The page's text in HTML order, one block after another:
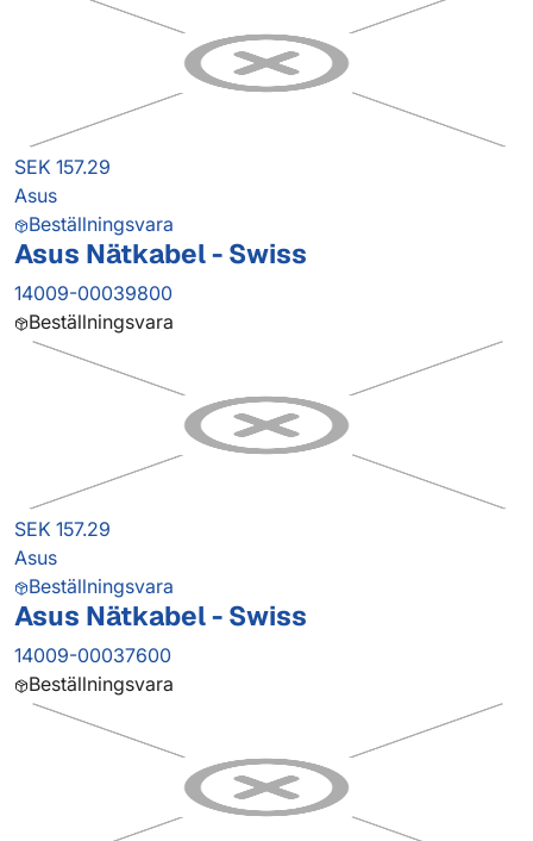
SEK 157.29
Asus
Beställningsvara
Asus Nätkabel - Swiss
14009-00039800
Beställningsvara
SEK 157.29
Asus
Beställningsvara
Asus Nätkabel - Swiss
14009-00037600
Beställningsvara